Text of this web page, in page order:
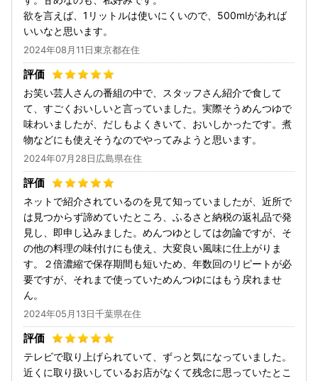
欲を言えば、1リットルは使いにくいので、500mlがあれば
いいなと思います。
2024年08月11日東京都在住
お笑い芸人さんの番組の中で、スタッフさん紹介で食して
て、すごくおいしいと言っていました。実際そうめんつゆで
味わいましたが、だしもよくきいて、おいしかったです。煮
物などにも使えそうなのでやってみようと思います。
2024年07月28日広島県在住
ネットで紹介されているのを見て知っていましたが、近所で
は見つからず諦めていたところ、ふるさと納税の返礼品で発
見し、即申し込みました。めんつゆとしては勿論ですが、そ
の他の料理の味付けにも使え、大変良い風味に仕上がりま
す。２倍濃縮で保存期間も短いため、年数回のリピートが必
要ですが、それまで使っていためんつゆにはもう戻れませ
ん。
2024年05月13日千葉県在住
テレビで取り上げられていて、ずっと気になっていました。
近くに取り扱いしているお店がなくて残念に思っていたとこ